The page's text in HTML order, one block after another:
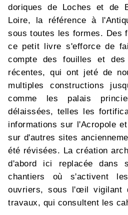
doriques de Loches et de
Loire, la référence à
sous toutes les formes. Des
ce petit livre s'efforce de
compte des fouilles et
récentes, qui ont jeté de
multiples constructions
comme les palais
délaissées, telles les
informations sur l'Acropole
sur d'autres sites
été révisées. La création
d'abord ici replacée dans
chantiers où s'activent
ouvriers, sous l'œil vigilant
travaux, qui consultent les